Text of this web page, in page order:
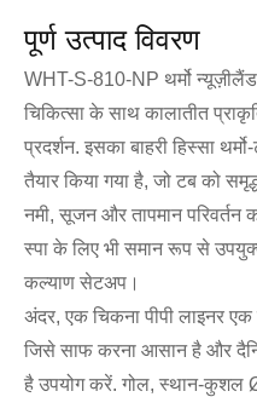
पूर्ण उत्पाद विवरण
WHT-S-810-NP थर्मो
चिकित्सा के साथ कालातीत
प्रदर्शन. इसका बाहरी हिस्सा
तैयार किया गया है, जो टब को
नमी, सूजन और तापमान परिवर्तन
स्पा के लिए भी समान रूप से
कल्याण सेटअप।
अंदर, एक चिकना पीपी लाइनर
जिसे साफ करना आसान है और
है उपयोग करें. गोल, स्थान-कुशल